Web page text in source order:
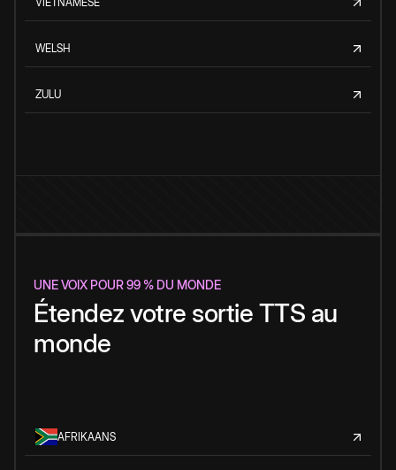
WELSH
ZULU
UNE VOIX POUR 99 % DU MONDE
Étendez votre sortie TTS au
monde
AFRIKAANS